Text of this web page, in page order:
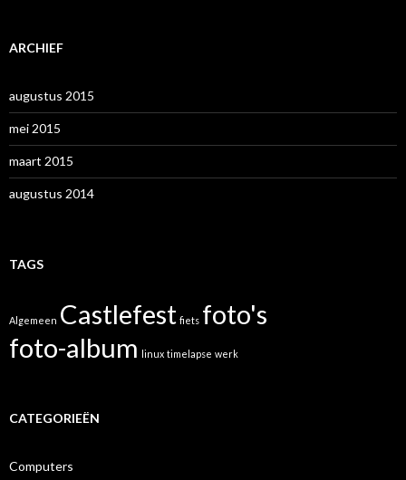
ARCHIEF
augustus 2015
mei 2015
maart 2015
augustus 2014
TAGS
Algemeen Castlefest fiets foto's
foto-album
linux timelapse werk
CATEGORIEËN
Computers